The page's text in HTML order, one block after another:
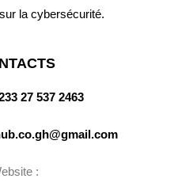
la cybersécurité.
27 537 2463
: